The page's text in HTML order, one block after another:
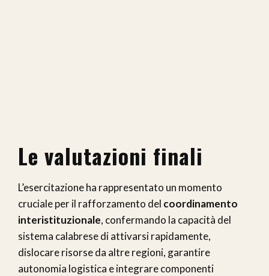
Le valutazioni finali
L’esercitazione ha rappresentato un momento
cruciale per il rafforzamento del coordinamento
interistituzionale, confermando la capacità del
sistema calabrese di attivarsi rapidamente,
dislocare risorse da altre regioni, garantire
autonomia logistica e integrare componenti